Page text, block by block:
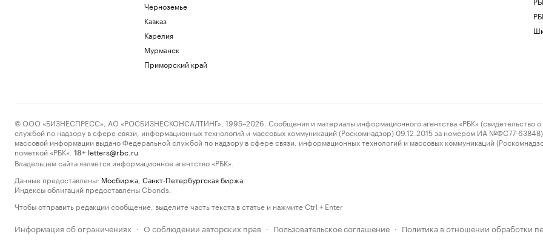
Черноземье
Кавказ
Карелия
Мурманск
Приморский край
© ООО «БИЗНЕСПРЕСС», АО «РОСБИЗНЕСКОНСАЛТИНГ», 1995–2026. Сообщения и материалы информационного агентства «РБК» (свидетельство о
службой по надзору в сфере связи, информационных технологий и массовых коммуникаций (Роскомнадзор) 09.12.2015 за номером ИА №ФС77-63848)
массовой информации выдано Федеральной службой по надзору в сфере связи, информационных технологий и массовых коммуникаций
пометкой «РБК».
18+ letters@rbc.ru
Владельцем сайта является информационное агентство «РБК».
Данные предоставлены: Мосбиржа Санкт-Петербургская биржа
Индексы облигаций предоставлены Cbonds.
Чтобы отправить редакции сообщение, выделите часть текста в статье и нажмите Ctrl + Enter
Информация об ограничениях · О соблюдении авторских прав · Пользовательское соглашение · Политика в отношении обработки